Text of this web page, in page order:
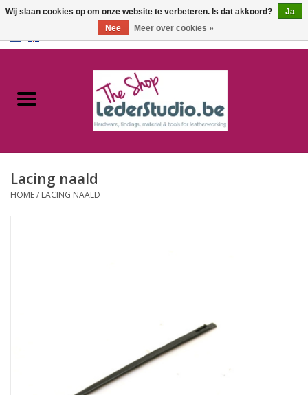
Catalogus
FAQ
Lacing naald
HOME/ LACING NAALD
Wij slaan cookies op om onze website te verbeteren. Is dat akkoord?
Ja
Nee
Meer over cookies »